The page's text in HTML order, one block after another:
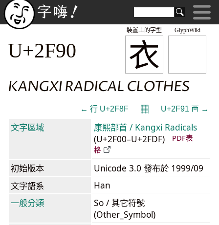
GlyphWiki
⾐
裝置上的字型
U+2F90
KANGXI RADICAL CLOTHES
← ⾏ U+2F8F 𝄜 U+2F91 ⾑ →
文字區域
康熙部首 / Kangxi Radicals
(U+2F00–U+2FDF)
PDF表
格
初始版本
Unicode 3.0 發布於 1999/09
文字語系
Han
一般分類
So / 其它符號
(Other_Symbol)